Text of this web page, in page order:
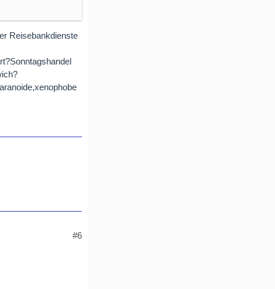
und einen
anonym
Zentrale
gebeten
dass die Bank
Reisebankdienste
#6